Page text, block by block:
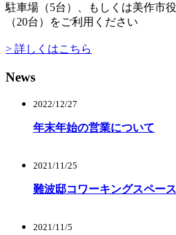
駐車場（5台）、もしくは美作市
（20台）をご利用ください
> 詳しくはこちら
News
2022/12/27
年末年始の営業について
2021/11/25
難波邸コワーキングスペー
2021/11/5